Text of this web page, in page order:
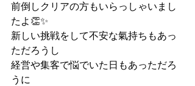
前倒しクリアの方もいらっしゃいまし
たよ👏✨
新しい挑戦をして不安な氣持ちもあっ
ただろうし
経営や集客で悩でいた日もあっただろ
うに